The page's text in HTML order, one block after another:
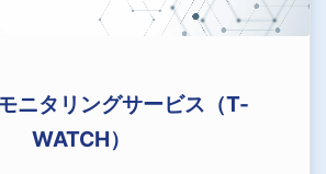
ニタリングサービス（T-
WATCH）